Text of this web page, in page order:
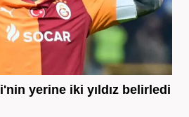
yerine iki yıldız belirledi